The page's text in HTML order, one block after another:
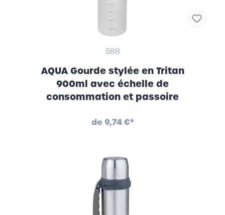
588
AQUA Gourde stylée en Tritan
900ml avec échelle de
consommation et passoire
de 9,74 €*